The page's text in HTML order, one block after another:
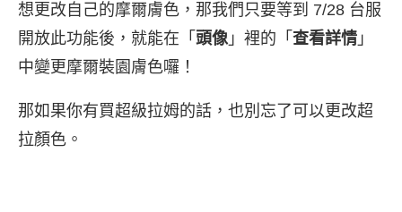
想更改自己的摩爾膚色，那我們只要等到 7/28 台服
開放此功能後，就能在「 頭像」裡的「 查看詳情 」
中變更摩爾裝園膚色囉！
那如果你有買超級拉姆的話，也別忘了可以更改超
拉顏色。